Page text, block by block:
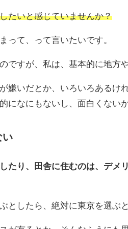
たいと感じていませんか？
って、って言いたいです。
ですが、私は、基本的に地方
嫌いだとか、いろいろあるけ
になにもないし、面白くないか
い
たり、田舎に住むのは、デメ
としたら、絶対に東京を選ぶと